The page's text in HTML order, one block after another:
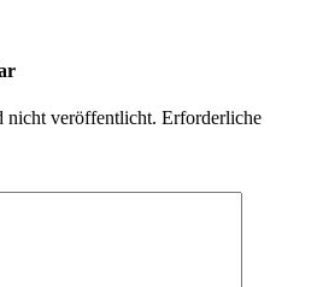
nicht veröffentlicht. Erforderliche